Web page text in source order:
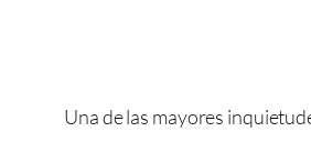
Una de las mayores